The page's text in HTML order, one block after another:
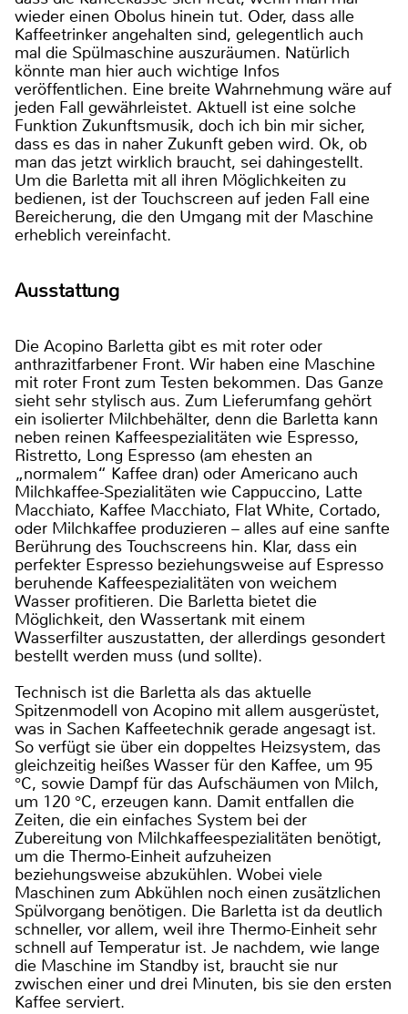
wieder einen Obolus hinein tut. Oder, dass alle
Kaffeetrinker angehalten sind, gelegentlich auch
mal die Spülmaschine auszuräumen. Natürlich
könnte man hier auch wichtige Infos
veröffentlichen. Eine breite Wahrnehmung wäre auf
jeden Fall gewährleistet. Aktuell ist eine solche
Funktion Zukunftsmusik, doch ich bin mir sicher,
dass es das in naher Zukunft geben wird. Ok, ob
man das jetzt wirklich braucht, sei dahingestellt.
Um die Barletta mit all ihren Möglichkeiten zu
bedienen, ist der Touchscreen auf jeden Fall eine
Bereicherung, die den Umgang mit der Maschine
erheblich vereinfacht.
Ausstattung
Die Acopino Barletta gibt es mit roter oder
anthrazitfarbener Front. Wir haben eine Maschine
mit roter Front zum Testen bekommen. Das Ganze
sieht sehr stylisch aus. Zum Lieferumfang gehört
ein isolierter Milchbehälter, denn die Barletta kann
neben reinen Kaffeespezialitäten wie Espresso,
Ristretto, Long Espresso (am ehesten an
„normalem“ Kaffee dran) oder Americano auch
Milchkaffee-Spezialitäten wie Cappuccino, Latte
Macchiato, Kaffee Macchiato, Flat White, Cortado,
oder Milchkaffee produzieren – alles auf eine sanfte
Berührung des Touchscreens hin. Klar, dass ein
perfekter Espresso beziehungsweise auf Espresso
beruhende Kaffeespezialitäten von weichem
Wasser profitieren. Die Barletta bietet die
Möglichkeit, den Wassertank mit einem
Wasserfilter auszustatten, der allerdings gesondert
bestellt werden muss (und sollte).
Technisch ist die Barletta als das aktuelle
Spitzenmodell von Acopino mit allem ausgerüstet,
was in Sachen Kaffeetechnik gerade angesagt ist.
So verfügt sie über ein doppeltes Heizsystem, das
gleichzeitig heißes Wasser für den Kaffee, um 95
°C, sowie Dampf für das Aufschäumen von Milch,
um 120 °C, erzeugen kann. Damit entfallen die
Zeiten, die ein einfaches System bei der
Zubereitung von Milchkaffeespezialitäten benötigt,
um die Thermo-Einheit aufzuheizen
beziehungsweise abzukühlen. Wobei viele
Maschinen zum Abkühlen noch einen zusätzlichen
Spülvorgang benötigen. Die Barletta ist da deutlich
schneller, vor allem, weil ihre Thermo-Einheit sehr
schnell auf Temperatur ist. Je nachdem, wie lange
die Maschine im Standby ist, braucht sie nur
zwischen einer und drei Minuten, bis sie den ersten
Kaffee serviert.